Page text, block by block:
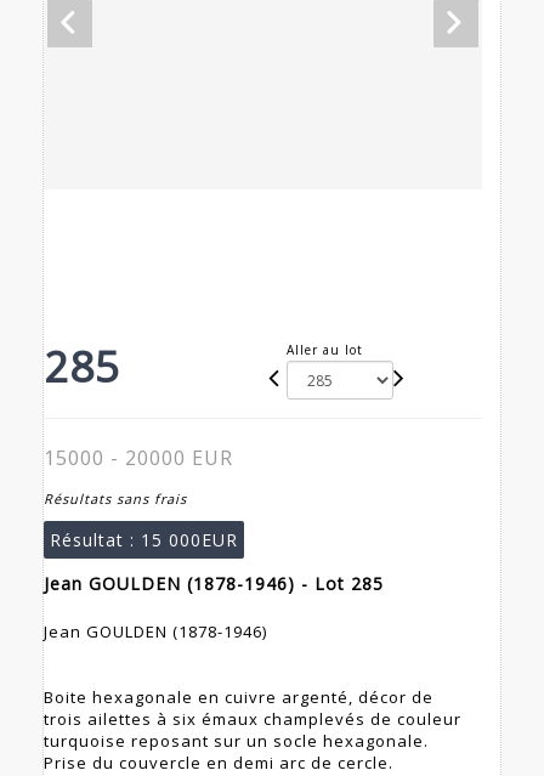
285 Aller au lot
15000 - 20000 EUR
Résultats sans frais
Résultat : 15 000EUR
Jean GOULDEN (1878-1946) - Lot 285
Jean GOULDEN (1878-1946)
Boite hexagonale en cuivre argenté, décor de
trois ailettes à six émaux champlevés de couleur
turquoise reposant sur un socle hexagonale.
Prise du couvercle en demi arc de cercle.